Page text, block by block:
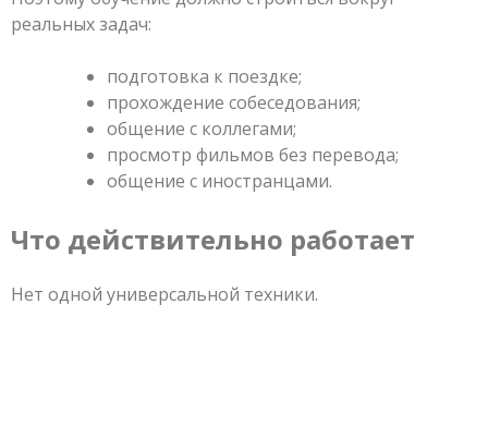
реальных задач:
подготовка к поездке;
прохождение собеседования;
общение с коллегами;
просмотр фильмов без перевода;
общение с иностранцами.
Что действительно работает
Нет одной универсальной техники.